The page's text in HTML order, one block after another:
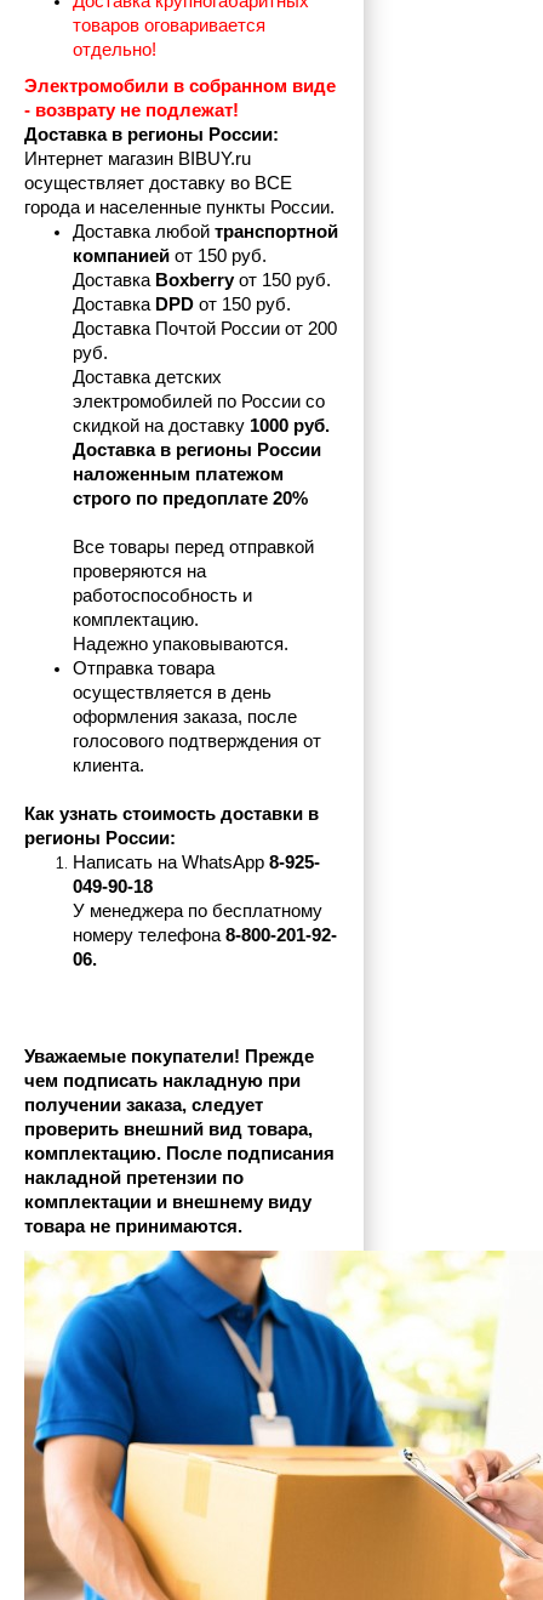
товаров оговаривается
отдельно!
Электромобили в собранном виде
- возврату не подлежат!
Доставка в регионы России:
Интернет магазин BIBUY.ru
осуществляет доставку во ВСЕ
города и населенные пункты России.
Доставка любой транспортной
компанией от 150 руб.
Доставка Boxberry от 150 руб.
Доставка DPD от 150 руб.
Доставка Почтой России от 200
руб.
Доставка детских
электромобилей по России со
скидкой на доставку 1000 руб.
Доставка в регионы России
наложенным платежом
строго по предоплате 20%
Все товары перед отправкой
проверяются на
работоспособность и
комплектацию.
Надежно упаковываются.
Отправка товара
осуществляется в день
оформления заказа, после
голосового подтверждения от
клиента.
Как узнать стоимость доставки в
регионы России:
Написать на WhatsApp 8-925-
049-90-18
У менеджера по бесплатному
номеру телефона 8-800-201-92-
06.
Уважаемые покупатели! Прежде
чем подписать накладную при
получении заказа, следует
проверить внешний вид товара,
комплектацию. После подписания
накладной претензии по
комплектации и внешнему виду
товара не принимаются.